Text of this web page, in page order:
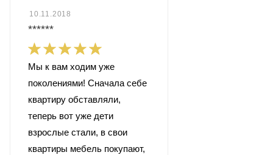
10.11.2018
******
Мы к вам ходим уже
поколениями! Сначала себе
квартиру обставляли,
теперь вот уже дети
взрослые стали, в свои
квартиры мебель покупают,